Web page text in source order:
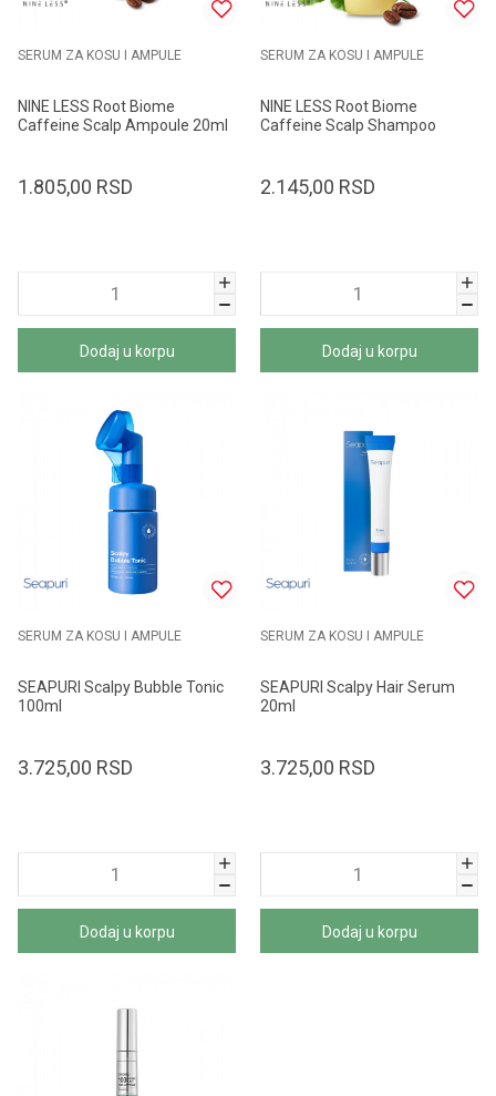
SERUM ZA KOSU I AMPULE
NINE LESS Root Biome
Caffeine Scalp Ampoule 20ml
1.805,00 RSD
Dodaj u korpu
SERUM ZA KOSU I AMPULE
NINE LESS Root Biome
Caffeine Scalp Shampoo
2.145,00 RSD
Dodaj u korpu
SERUM ZA KOSU I AMPULE
SEAPURI Scalpy Bubble Tonic
100ml
3.725,00 RSD
Dodaj u korpu
SERUM ZA KOSU I AMPULE
SEAPURI Scalpy Hair Serum
20ml
3.725,00 RSD
Dodaj u korpu